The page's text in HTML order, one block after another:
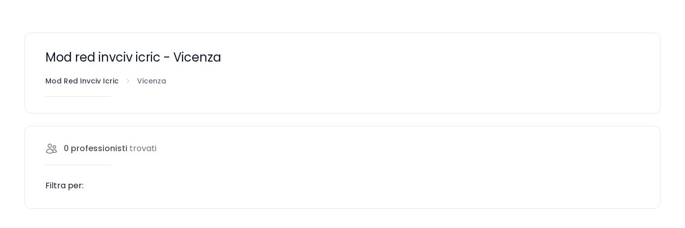
Mod red invciv icric - Vicenza
Mod Red Invciv Icric Vicenza
0 professionisti trovati
Filtra per: